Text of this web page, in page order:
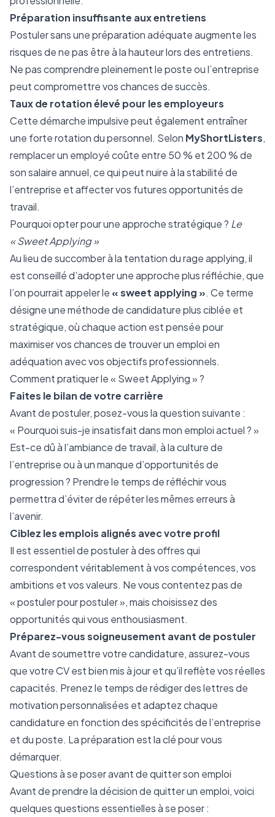
Préparation insuffisante aux entretiens
Postuler sans une préparation adéquate augmente les
risques de ne pas être à la hauteur lors des entretiens.
Ne pas comprendre pleinement le poste ou l’entreprise
peut compromettre vos chances de succès.
Taux de rotation élevé pour les employeurs
Cette démarche impulsive peut également entraîner
une forte rotation du personnel. Selon MyShortListers,
remplacer un employé coûte entre 50 % et 200 % de
son salaire annuel, ce qui peut nuire à la stabilité de
l’entreprise et affecter vos futures opportunités de
travail.
Pourquoi opter pour une approche stratégique ? Le
« Sweet Applying »
Au lieu de succomber à la tentation du rage applying, il
est conseillé d’adopter une approche plus réfléchie, que
l’on pourrait appeler le « sweet applying ». Ce terme
désigne une méthode de candidature plus ciblée et
stratégique, où chaque action est pensée pour
maximiser vos chances de trouver un emploi en
adéquation avec vos objectifs professionnels.
Comment pratiquer le « Sweet Applying » ?
Faites le bilan de votre carrière
Avant de postuler, posez-vous la question suivante :
« Pourquoi suis-je insatisfait dans mon emploi actuel ? »
Est-ce dû à l’ambiance de travail, à la culture de
l’entreprise ou à un manque d’opportunités de
progression ? Prendre le temps de réfléchir vous
permettra d’éviter de répéter les mêmes erreurs à
l’avenir.
Ciblez les emplois alignés avec votre profil
Il est essentiel de postuler à des offres qui
correspondent véritablement à vos compétences, vos
ambitions et vos valeurs. Ne vous contentez pas de
« postuler pour postuler », mais choisissez des
opportunités qui vous enthousiasment.
Préparez-vous soigneusement avant de postuler
Avant de soumettre votre candidature, assurez-vous
que votre CV est bien mis à jour et qu’il reflète vos réelles
capacités. Prenez le temps de rédiger des lettres de
motivation personnalisées et adaptez chaque
candidature en fonction des spécificités de l’entreprise
et du poste. La préparation est la clé pour vous
démarquer.
Questions à se poser avant de quitter son emploi
Avant de prendre la décision de quitter un emploi, voici
quelques questions essentielles à se poser :